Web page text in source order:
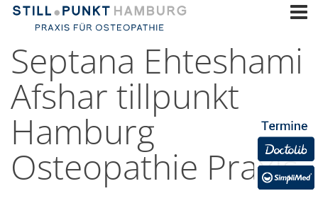
Septana Ehteshami
Afshar tillpunkt
Hamburg
Osteopathie Praxis